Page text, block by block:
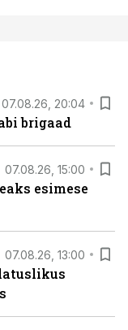
07.08.26, 20:04
brigaad
07.08.26, 15:00
esimese
07.08.26, 13:00